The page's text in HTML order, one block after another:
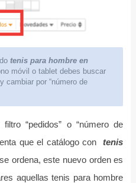
tenis para hombre en
móvil o tablet debes buscar
cambiar por “número de
“pedidos” o “número de
que el catálogo con tenis
ordena, este nuevo orden es
aquellas tenis para hombre